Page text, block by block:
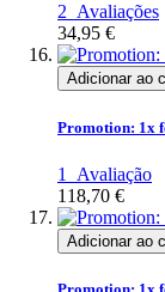
2 Avaliações
34,95 €
Adicionar ao
Promotion: 1x
1 Avaliação
118,70 €
Adicionar ao